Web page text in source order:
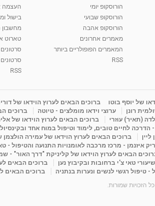
הורוסקופ יומי
הורוסקופ שבועי
הורוסקופ אהבה
מאמרים אחרונים
המאמרים הפופולריים ביותר
RSS
העצמה
בישול
מחשבון
טארוט
סרטונים
RSS
של יוסף בוטו ברוכים הבאים לערוץ הוידאו של
רונן
ערוצי וידאו מומלצים - טיוטה ברוכים
(תאיר) עוזרי
ברוכים הבאים לערוץ הוידאו של
- הדרכה לחיים טובים, לימוד וטיפול במוח אחד
ברוכים הבאים לערוץ הוידאו של עמירה
איזנמן - מרכז מרכבה לאומנויות התנועה והטיפול -
הבאים לערוץ הוידאו של קליניקת "דרך האור" -
טאי צ'י ברחובות ובקיבוץ נען
ברוכים הבאים
- טיפול רגשי לנשים ונערות בנתניה
ברוכים הבאים